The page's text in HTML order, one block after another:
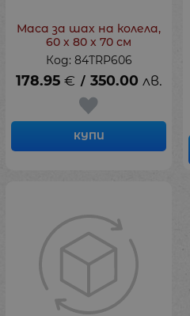
Маса за шах на колела,
60 х 80 х 70 см
Код: 84TRP606
178.95 € / 350.00 лв.
КУПИ